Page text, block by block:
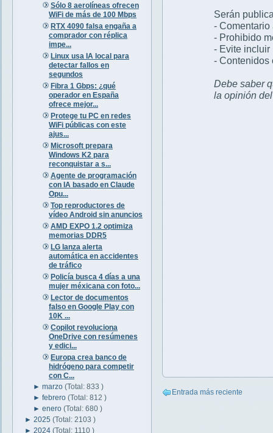
Sólo 8 aerolíneas ofrecen
WiFi de más de 100 Mbps
RTX 4090 falsa engaña a
comprador con réplica
impe...
Linux usa IA local para
detectar fallos en
segundos
Fibra 1 Gbps: ¿qué
operador en España
ofrece mejor...
Protege tu PC en redes
WiFi públicas con este
ajus...
Microsoft prepara
Windows K2 para
reconquistar a s...
Agente de programación
con IA basado en Claude
Opu...
Top reproductores de
vídeo Android sin anuncios
AMD EXPO 1.2 optimiza
memorias DDR5
LG lanza alerta
automática en accidentes
de tráfico
Policía busca 4 días a una
mujer méxicana con foto...
Lector de documentos
falso en Google Play con
10K ...
Copilot revoluciona
OneDrive con resúmenes
y edici...
Europa crea banco de
hidrógeno para competir
con C...
►marzo(Total: 833 )
►febrero(Total: 812 )
►enero(Total: 680 )
► 2025 (Total: 2103 )
► 2024 (Total: 1110 )
Serán
- Comentario
- Prohibido
- Evite incluir
- Contenidos
Debe saber
la opinión
Entrada más reciente